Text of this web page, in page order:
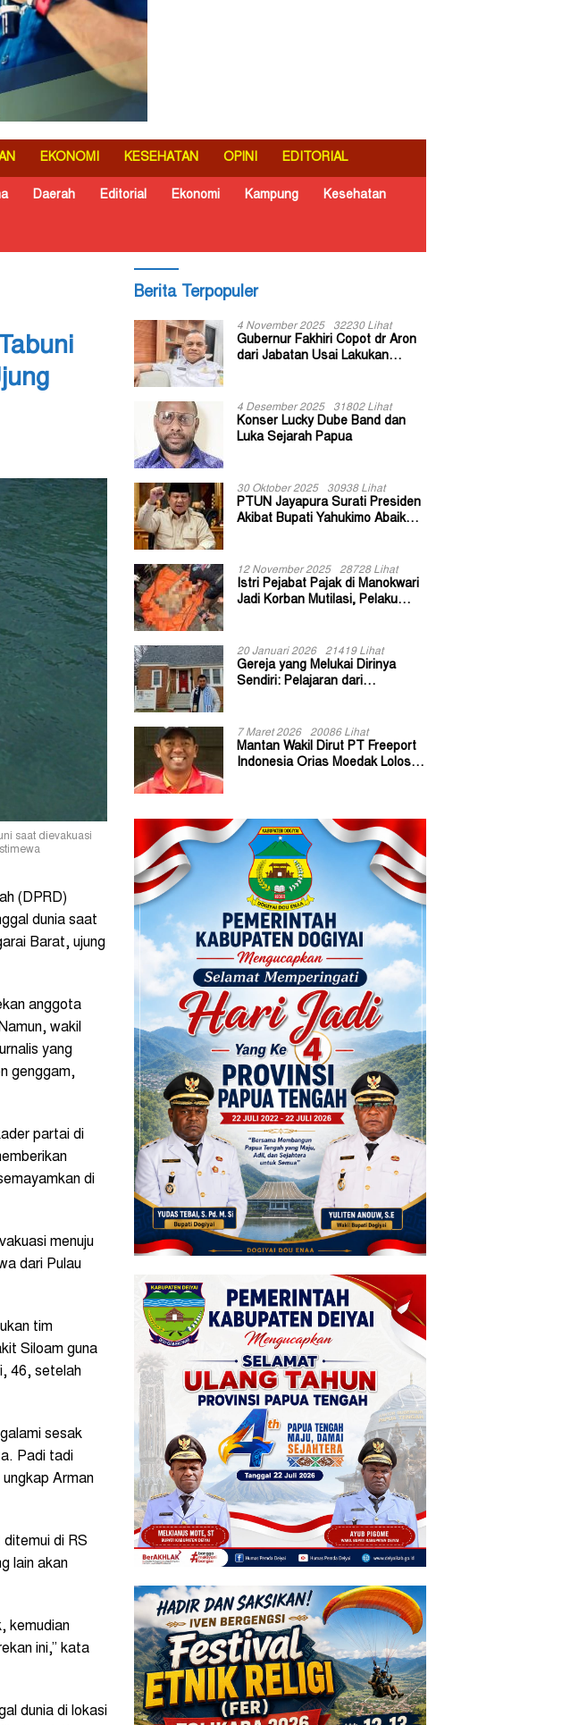
EKONOMI KESEHATAN OPINI EDITORIAL
Daerah Editorial Ekonomi Kampung Kesehatan
saat dievakuasi
(DPRD)
dunia saat
Barat, ujung
anggota
wakil
yang
genggam,
partai di
di
menuju
dari Pulau
tim
Siloam guna
46, setelah
sesak
Padi tadi
Arman
di RS
lain akan
kemudian
ini,” kata
dunia di lokasi
Berita Terpopuler
4 November 2025 32230 Lihat
Gubernur Fakhiri Copot dr Aron
dari Jabatan Usai Lakukan
4 Desember 2025 31802 Lihat
Konser Lucky Dube Band dan
Luka Sejarah Papua
30 Oktober 2025 30938 Lihat
PTUN Jayapura Surati Presiden
Akibat Bupati Yahukimo Abaikan
12 November 2025 28728 Lihat
Istri Pejabat Pajak di Manokwari
Jadi Korban Mutilasi, Pelaku
20 Januari 2026 21419 Lihat
Gereja yang Melukai Dirinya
Sendiri: Pelajaran dari
7 Maret 2026 20086 Lihat
Mantan Wakil Dirut PT Freeport
Indonesia Orias Moedak Lolos